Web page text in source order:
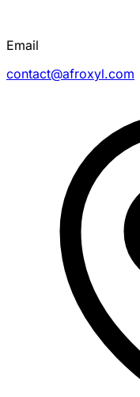
Email
contact@afroxyl.com